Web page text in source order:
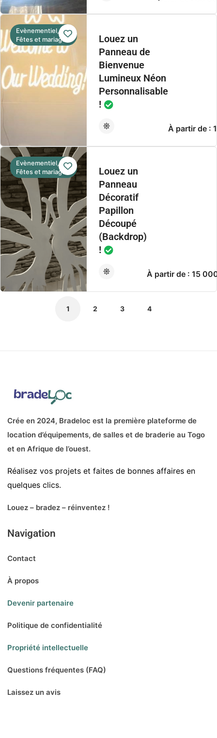
Evènementiel,
Fêtes et mariage
Louez un
Panneau de
Bienvenue
Lumineux Néon
Personnalisable
!
À partir de :
Evènementiel,
Fêtes et mariage
Louez un
Panneau
Décoratif
Papillon
Découpé
(Backdrop)
!
À partir de : 15
1 2 3 4
Crée en 2024, Bradeloc est la première plateforme de
location d’équipements, de salles et de braderie au Togo
et en Afrique de l’ouest.
Réalisez vos projets et faites de bonnes affaires en
quelques clics.
Louez – bradez – réinventez !
Navigation
Contact
À propos
Devenir partenaire
Politique de confidentialité
Propriété intellectuelle
Questions fréquentes (FAQ)
Laissez un avis